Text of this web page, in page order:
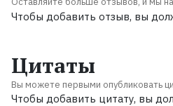
Чтобы добавить отзыв, вы
Цитаты
Вы можете первыми опубликовать
Чтобы добавить цитату, вы